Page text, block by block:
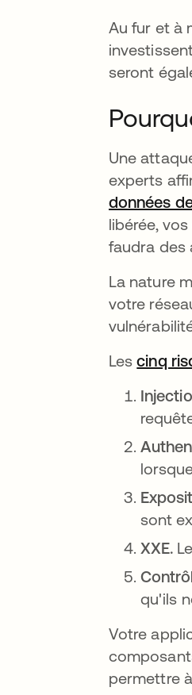
Au fur et à
seront
Une
experts
données
libérée,
faudra des
La nature
votre
Lescinq
sont
XXE.
qu'ils
Votre
permettre